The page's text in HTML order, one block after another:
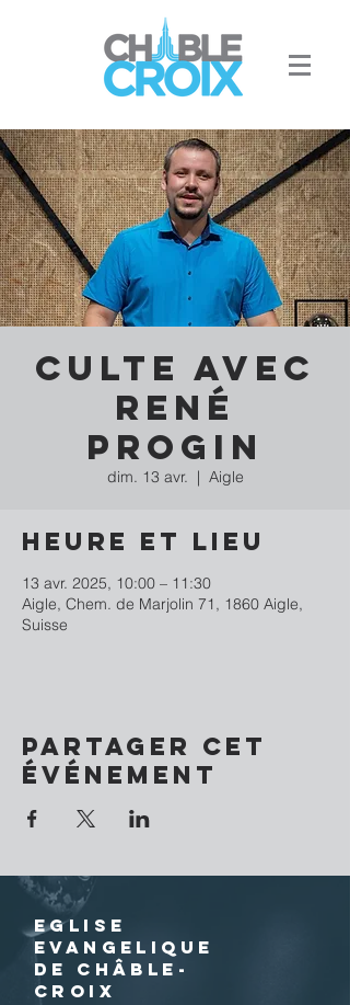
Culte avec
René
Progin
dim. 13 avr.
  |
Aigle
Heure et lieu
13 avr. 2025, 10:00 – 11:30
Aigle, Chem. de Marjolin 71, 1860 Aigle,
Suisse
Partager cet
événement
EGLISE
EVANGELIQUE
DE CHÂBLE-
CROIX